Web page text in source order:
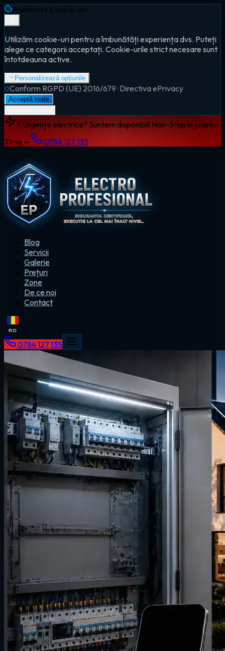
Preferințe Cookie-uri
Utilizăm cookie-uri pentru a îmbunătăți experiența dvs. Puteți
alege ce categorii acceptați. Cookie-urile strict necesare sunt
întotdeauna active.
Personalizează opțiunile
Conform RGPD (UE) 2016/679 · Directiva ePrivacy
Acceptă toate
⚡ Urgențe electrice? Suntem disponibili Non-Stop în județul
Timiș —
0784 127 135
Blog
Servicii
Galerie
Prețuri
Zone
De ce noi
Contact
RO
0784 127 135